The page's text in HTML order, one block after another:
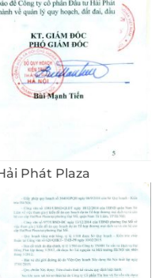
Phát Plaza